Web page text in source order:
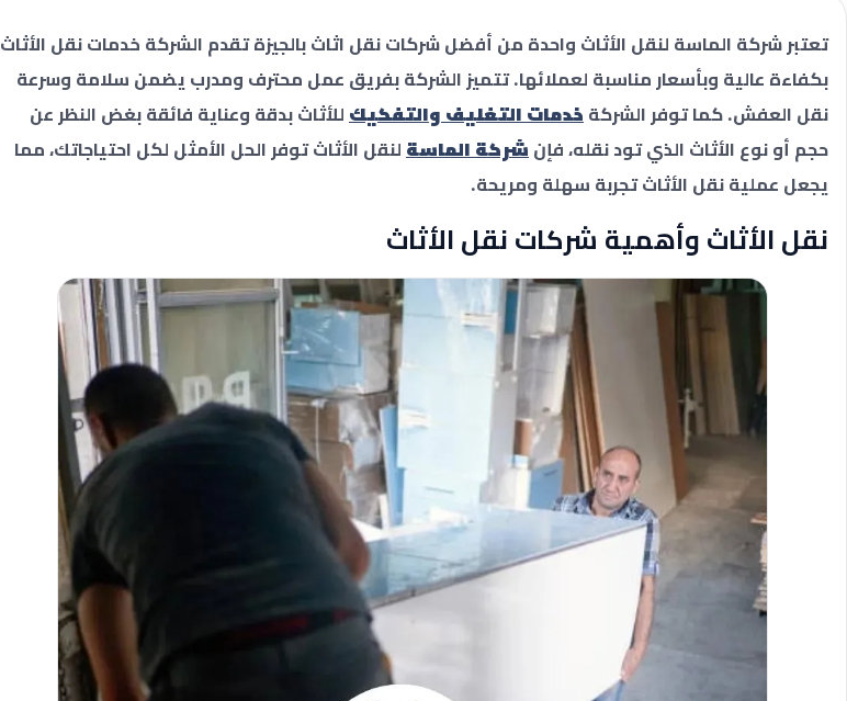
تعتبر شركة الماسة لنقل الأثاث واحدة من أفضل شركات نقل اثاث بالجيزة تقدم الشركة خدمات نقل الأثاث
بكفاءة عالية وبأسعار مناسبة لعملائها. تتميز الشركة بفريق عمل محترف ومدرب يضمن سلامة وسرعة
نقل العفش. كما توفر الشركة خدمات التغليف والتفكيك للأثاث بدقة وعناية فائقة بغض النظر عن
حجم أو نوع الأثاث الذي تود نقله، فإن شركة الماسة لنقل الأثاث توفر الحل الأمثل لكل احتياجاتك، مما
يجعل عملية نقل الأثاث تجربة سهلة ومريحة.
نقل الأثاث وأهمية شركات نقل الأثاث